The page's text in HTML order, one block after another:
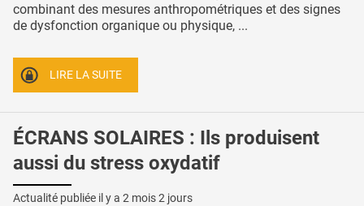
combinant des mesures anthropométriques et des signes
de dysfonction organique ou physique, ...
LIRE LA SUITE
ÉCRANS SOLAIRES : Ils produisent
aussi du stress oxydatif
Actualité publiée il y a 2 mois 2 jours